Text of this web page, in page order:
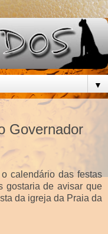
▼
Governador
calendário das festas
gostaria de avisar que
da igreja da Praia da